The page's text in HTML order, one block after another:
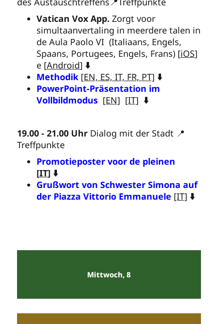
Vatican Vox App. Zorgt voor
simultaanvertaling in meerdere talen in
de Aula Paolo VI (Italiaans, Engels,
Spaans, Portugees, Engels, Frans) [iOS]
e [Android] ⬇️
Methodik [EN, ES, IT, FR, PT] ⬇️
PowerPoint-Präsentation im
Vollbildmodus [EN] [IT] ⬇️
19.00 - 21.00 Uhr Dialog mit der Stadt 📍
Treffpunkte
Promotieposter voor de pleinen
[IT] ⬇️
Grußwort von Schwester Simona auf
der Piazza Vittorio Emmanuele [IT] ⬇️
Mittwoch, 8